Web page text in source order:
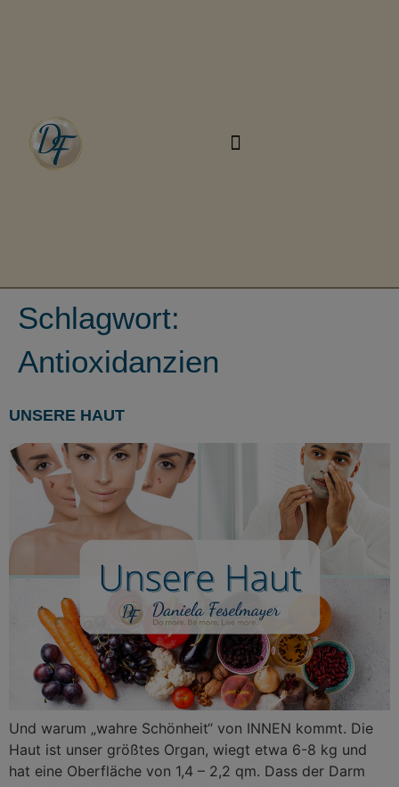
Schlagwort:
Antioxidanzien
UNSERE HAUT
Und warum „wahre Schönheit“ von INNEN kommt. Die
Haut ist unser größtes Organ, wiegt etwa 6-8 kg und
hat eine Oberfläche von 1,4 – 2,2 qm. Dass der Darm